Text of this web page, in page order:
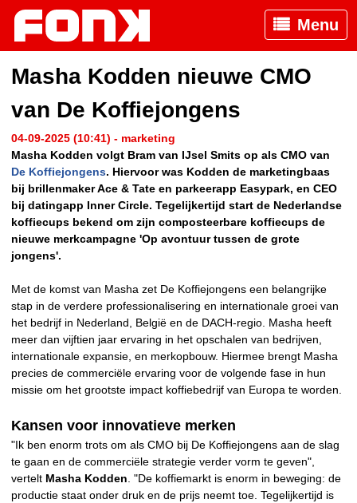
Menu
Masha Kodden nieuwe CMO
van De Koffiejongens
04-09-2025 (10:41) - marketing
Masha Kodden volgt Bram van IJsel Smits op als CMO van
De Koffiejongens. Hiervoor was Kodden de marketingbaas
bij brillenmaker Ace & Tate en parkeerapp Easypark, en CEO
bij datingapp Inner Circle. Tegelijkertijd start de Nederlandse
koffiecups bekend om zijn composteerbare koffiecups de
nieuwe merkcampagne 'Op avontuur tussen de grote
jongens'.
Met de komst van Masha zet De Koffiejongens een belangrijke
stap in de verdere professionalisering en internationale groei van
het bedrijf in Nederland, België en de DACH-regio. Masha heeft
meer dan vijftien jaar ervaring in het opschalen van bedrijven,
internationale expansie, en merkopbouw. Hiermee brengt Masha
precies de commerciële ervaring voor de volgende fase in hun
missie om het grootste impact koffiebedrijf van Europa te worden.
Kansen voor innovatieve merken
"Ik ben enorm trots om als CMO bij De Koffiejongens aan de slag
te gaan en de commerciële strategie verder vorm te geven",
vertelt Masha Kodden . "De koffiemarkt is enorm in beweging: de
productie staat onder druk en de prijs neemt toe. Tegelijkertijd is